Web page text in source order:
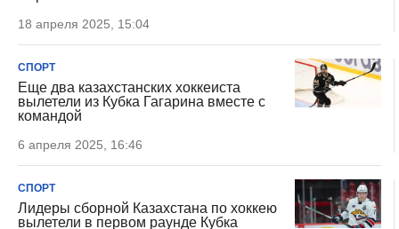
18 апреля 2025, 15:04
СПОРТ
Еще два казахстанских хоккеиста
вылетели из Кубка Гагарина вместе с
командой
6 апреля 2025, 16:46
СПОРТ
Лидеры сборной Казахстана по хоккею
вылетели в первом раунде Кубка